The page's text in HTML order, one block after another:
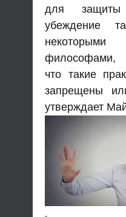
для
убеждение
философами,
что такие
запрещены
утверждает